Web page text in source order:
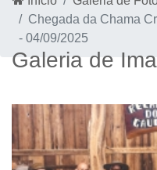
Chegada da Chama
- 04/09/2025
Galeria de